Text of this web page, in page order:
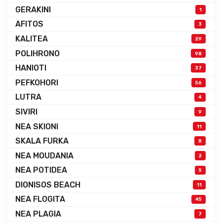
GERAKINI 1
AFITOS 3
KALITEA 29
POLIHRONO 98
HANIOTI 37
PEFKOHORI 56
LUTRA 4
SIVIRI 9
NEA SKIONI 11
SKALA FURKA 8
NEA MOUDANIA 2
NEA POTIDEA 5
DIONISOS BEACH 11
NEA FLOGITA 45
NEA PLAGIA 7